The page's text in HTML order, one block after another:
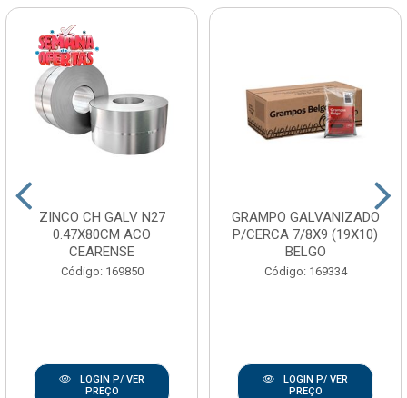
ZINCO CH GALV N27
0.47X80CM ACO
CEARENSE
Código: 169850
LOGIN P/ VER
PREÇO
GRAMPO GALVANIZADO
P/CERCA 7/8X9 (19X10)
BELGO
Código: 169334
LOGIN P/ VER
PREÇO